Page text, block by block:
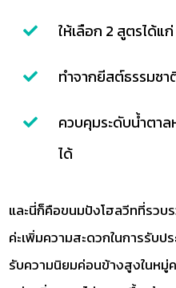
ให้เลือก 2 สูตรได้แก่
ทำจากยีสต์ธรรมชา
ควบคุมระดับน้ำตา
ได้
และนี่ก็คือขนมปังโฮลวีทที่รวบ
ค่ะเพิ่มความสะดวกในการรับ
รับความนิยมค่อนข้างสูงในหมู่